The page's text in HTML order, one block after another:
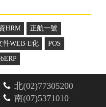
HRM 正航一號
件WEB-E化 POS
北(02)77305200
南(07)5371010